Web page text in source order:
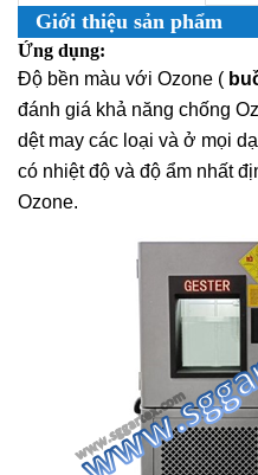
Giới thiệu sản phẩm
Ứng dụng:
Độ bền màu với Ozone (
đánh giá khả năng chống
dệt may các loại và ở mọi
có nhiệt độ và độ ẩm nhất
Ozone.